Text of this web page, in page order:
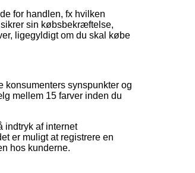
for handlen, fx hvilken
sin købsbekræftelse,
ligegyldigt om du skal købe
konsumenters synspunkter og
mellem 15 farver inden du
indtryk af internet
er muligt at registrere en
hos kunderne.